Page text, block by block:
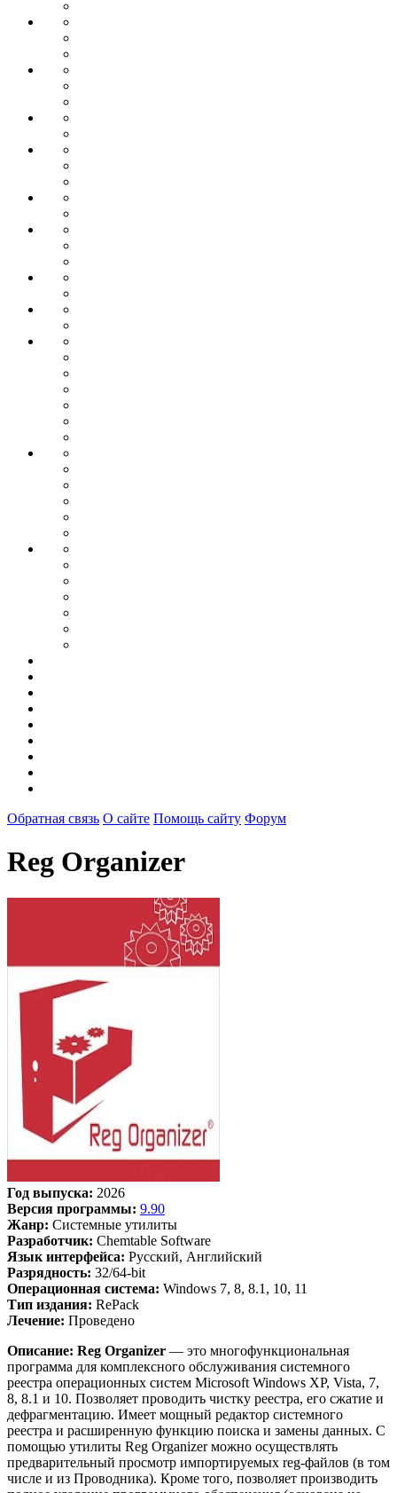
Обратная связь О сайте Помощь сайту Форум
Reg Organizer
Год выпуска: 2026
Версия программы: 9.90
Жанр: Системные утилиты
Разработчик: Chemtable Software
Язык интерфейса: Русский, Английский
Разрядность: 32/64-bit
Операционная система: Windows 7, 8, 8.1, 10, 11
Тип издания: RePack
Лечение: Проведено
Описание: Reg Organizer — это многофункциональная
программа для комплексного обслуживания системного
реестра операционных систем Microsoft Windows XP, Vista, 7,
8, 8.1 и 10. Позволяет проводить чистку реестра, его сжатие и
дефрагментацию. Имеет мощный редактор системного
реестра и расширенную функцию поиска и замены данных. С
помощью утилиты Reg Organizer можно осуществлять
предварительный просмотр импортируемых reg-файлов (в том
числе и из Проводника). Кроме того, позволяет производить